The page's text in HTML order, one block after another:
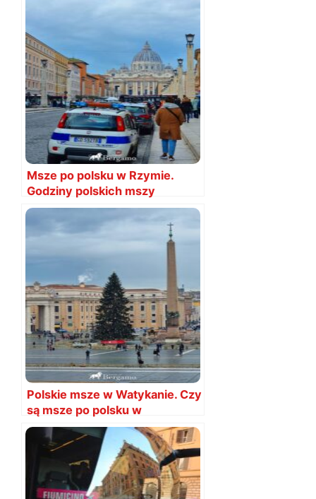
Msze po polsku w Rzymie.
Godziny polskich mszy
Polskie msze w Watykanie. Czy
są msze po polsku w
Watykanie?